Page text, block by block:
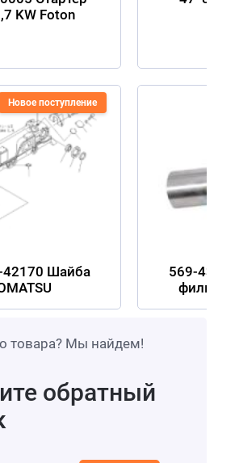
KW Foton
Новое поступление
Шайба
569-43-
фильтра
товара? Мы найдем!
обратный